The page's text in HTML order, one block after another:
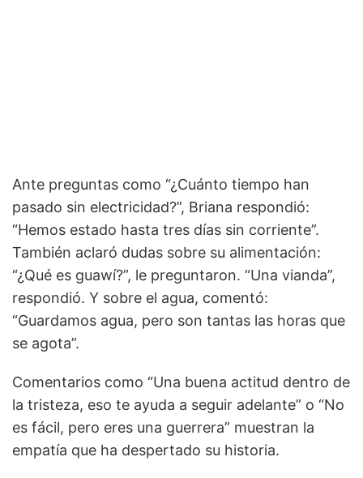
Ante preguntas como “¿Cuánto tiempo han
pasado sin electricidad?”, Briana respondió:
“Hemos estado hasta tres días sin corriente”.
También aclaró dudas sobre su alimentación:
“¿Qué es guawí?”, le preguntaron. “Una vianda”,
respondió. Y sobre el agua, comentó:
“Guardamos agua, pero son tantas las horas que
se agota”.
Comentarios como “Una buena actitud dentro de
la tristeza, eso te ayuda a seguir adelante” o “No
es fácil, pero eres una guerrera” muestran la
empatía que ha despertado su historia.